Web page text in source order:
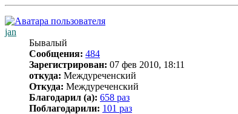
jan
Бывалый
Сообщения: 484
Зарегистрирован: 07 фев 2010, 18:11
откуда: Междуреченский
Откуда: Междуреченский
Благодарил (а): 658 раз
Поблагодарили: 101 раз